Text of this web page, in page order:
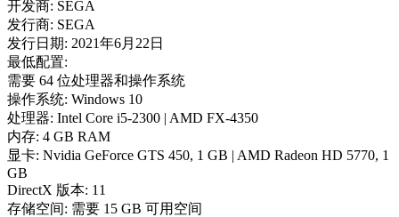
开发商: SEGA
发行商: SEGA
发行日期: 2021年6月22日
最低配置:
需要 64 位处理器和操作系统
操作系统: Windows 10
处理器: Intel Core i5-2300 | AMD FX-4350
内存: 4 GB RAM
显卡: Nvidia GeForce GTS 450, 1 GB | AMD Radeon HD 5770, 1
GB
DirectX 版本: 11
存储空间: 需要 15 GB 可用空间